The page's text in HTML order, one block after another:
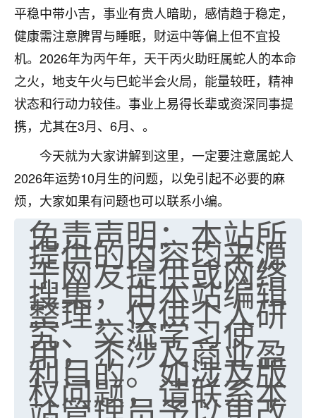
平稳中带小吉，事业有贵人暗助，感情趋于稳定，
健康需注意脾胃与睡眠，财运中等偏上但不宜投
机。2026年为丙午年，天干丙火助旺属蛇人的本命
之火，地支午火与巳蛇半会火局，能量较旺，精神
状态和行动力较佳。事业上易得长辈或资深同事提
携，尤其在3月、6月、。
今天就为大家讲解到这里，一定要注意属蛇人
2026年运势10月生的问题，以免引起不必要的麻
烦，大家如果有问题也可以联系小编。
免责声明：本站所
提供的内容均来源
于网友提供或网络
搜集，由本站编辑
整理，仅供个人研
究、交流学习使
用，不涉及商业盈
利目的。如涉及版
权问题，请联系本